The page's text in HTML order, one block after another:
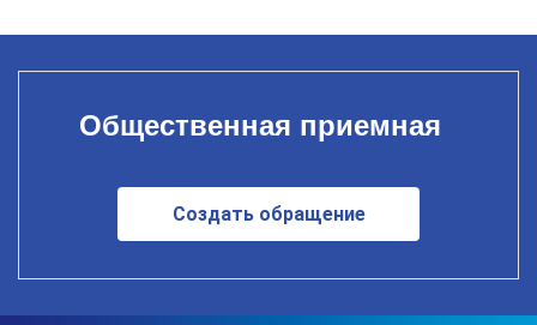
Общественная приемная
Создать обращение